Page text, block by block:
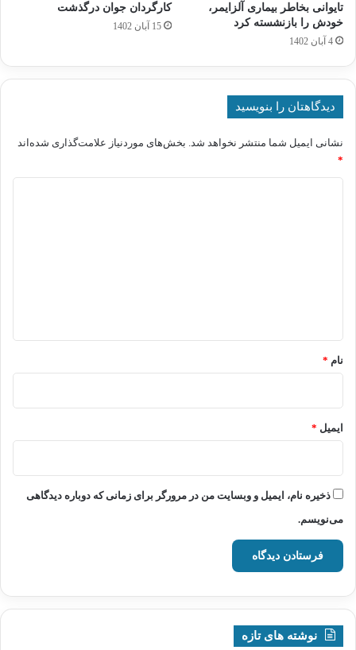
تایوانی بخاطر بیماری آلزایمر،
خودش را بازنشسته کرد
4 آبان 1402
کارگردان جوان درگذشت
15 آبان 1402
دیدگاهتان را بنویسید
نشانی ایمیل شما منتشر نخواهد شد. بخش‌های موردنیاز علامت‌گذاری شده‌اند
*
نام *
ایمیل *
ذخیره نام، ایمیل و وبسایت من در مرورگر برای زمانی که دوباره دیدگاهی
می‌نویسم.
نوشته های تازه